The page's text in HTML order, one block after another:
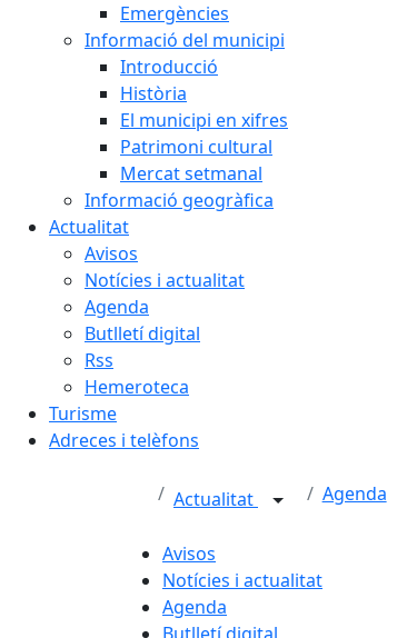
Emergències
Informació del municipi
Introducció
Història
El municipi en xifres
Patrimoni cultural
Mercat setmanal
Informació geogràfica
Actualitat
Avisos
Notícies i actualitat
Agenda
Butlletí digital
Rss
Hemeroteca
Turisme
Adreces i telèfons
Actualitat Agenda
Avisos
Notícies i actualitat
Agenda